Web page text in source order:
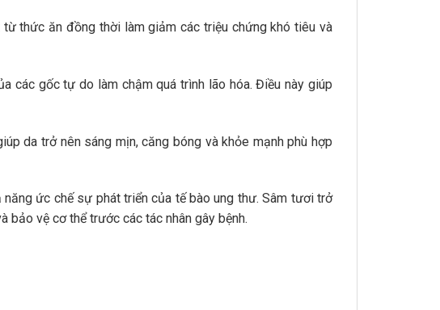
thức ăn đồng thời làm giảm các triệu chứng khó tiêu và
các gốc tự do làm chậm quá trình lão hóa. Điều này giúp
da trở nên sáng mịn, căng bóng và khỏe mạnh phù hợp
ức chế sự phát triển của tế bào ung thư. Sâm tươi trở
bảo vệ cơ thể trước các tác nhân gây bệnh.